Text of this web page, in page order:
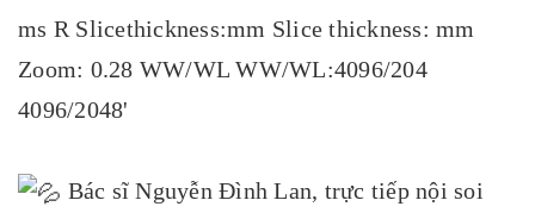
Bác sĩ Nguyễn Đình Lan, trực tiếp nội soi